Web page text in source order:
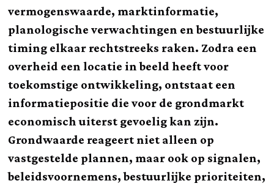
vermogenswaarde, marktinformatie,
planologische verwachtingen en bestuurlijke
timing elkaar rechtstreeks raken. Zodra een
overheid een locatie in beeld heeft voor
toekomstige ontwikkeling, ontstaat een
informatiepositie die voor de grondmarkt
economisch uiterst gevoelig kan zijn.
Grondwaarde reageert niet alleen op
vastgestelde plannen, maar ook op signalen,
beleidsvoornemens, bestuurlijke prioriteiten,